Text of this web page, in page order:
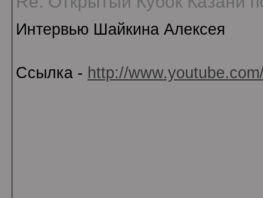
Интервью Шайкина Алексея
Ссылка - http://